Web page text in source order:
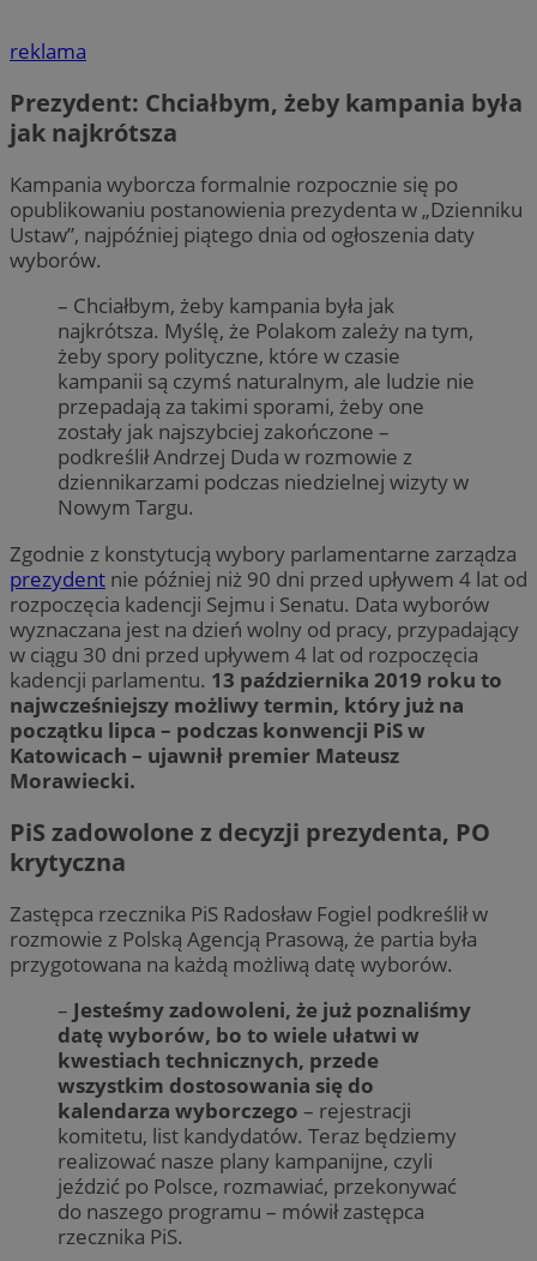
reklama
Prezydent: Chciałbym, żeby kampania była
jak najkrótsza
Kampania wyborcza formalnie rozpocznie się po
opublikowaniu postanowienia prezydenta w „Dzienniku
Ustaw”, najpóźniej piątego dnia od ogłoszenia daty
wyborów.
– Chciałbym, żeby kampania była jak
najkrótsza. Myślę, że Polakom zależy na tym,
żeby spory polityczne, które w czasie
kampanii są czymś naturalnym, ale ludzie nie
przepadają za takimi sporami, żeby one
zostały jak najszybciej zakończone –
podkreślił Andrzej Duda w rozmowie z
dziennikarzami podczas niedzielnej wizyty w
Nowym Targu.
Zgodnie z konstytucją wybory parlamentarne zarządza
prezydent nie później niż 90 dni przed upływem 4 lat od
rozpoczęcia kadencji Sejmu i Senatu. Data wyborów
wyznaczana jest na dzień wolny od pracy, przypadający
w ciągu 30 dni przed upływem 4 lat od rozpoczęcia
kadencji parlamentu. 13 października 2019 roku to
najwcześniejszy możliwy termin, który już na
początku lipca – podczas konwencji PiS w
Katowicach – ujawnił premier Mateusz
Morawiecki.
PiS zadowolone z decyzji prezydenta, PO
krytyczna
Zastępca rzecznika PiS Radosław Fogiel podkreślił w
rozmowie z Polską Agencją Prasową, że partia była
przygotowana na każdą możliwą datę wyborów.
– Jesteśmy zadowoleni, że już poznaliśmy
datę wyborów, bo to wiele ułatwi w
kwestiach technicznych, przede
wszystkim dostosowania się do
kalendarza wyborczego – rejestracji
komitetu, list kandydatów. Teraz będziemy
realizować nasze plany kampanijne, czyli
jeździć po Polsce, rozmawiać, przekonywać
do naszego programu – mówił zastępca
rzecznika PiS.